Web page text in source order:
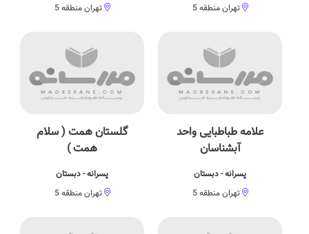
تهران منطقه 5
تهران منطقه 5
علامه طباطبایی واحد
آبشناسان
پسرانه - دبستان
تهران منطقه 5
گلستان همت ( سلام
همت )
پسرانه - دبستان
تهران منطقه 5